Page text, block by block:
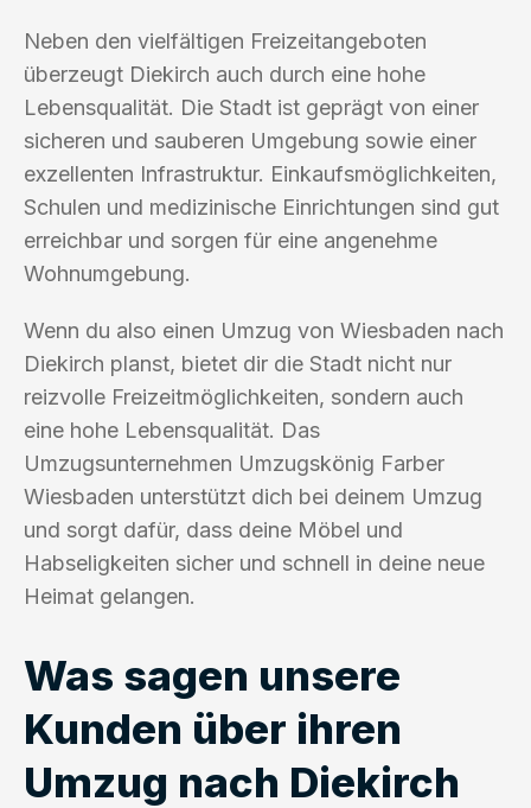
Neben den vielfältigen Freizeitangeboten
überzeugt Diekirch auch durch eine hohe
Lebensqualität. Die Stadt ist geprägt von einer
sicheren und sauberen Umgebung sowie einer
exzellenten Infrastruktur. Einkaufsmöglichkeiten,
Schulen und medizinische Einrichtungen sind gut
erreichbar und sorgen für eine angenehme
Wohnumgebung.
Wenn du also einen Umzug von Wiesbaden nach
Diekirch planst, bietet dir die Stadt nicht nur
reizvolle Freizeitmöglichkeiten, sondern auch
eine hohe Lebensqualität. Das
Umzugsunternehmen Umzugskönig Farber
Wiesbaden unterstützt dich bei deinem Umzug
und sorgt dafür, dass deine Möbel und
Habseligkeiten sicher und schnell in deine neue
Heimat gelangen.
Was sagen unsere
Kunden über ihren
Umzug nach Diekirch